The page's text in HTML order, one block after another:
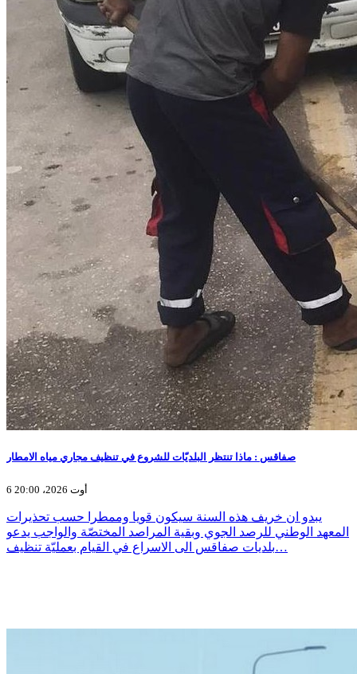
صفاقس : ماذا تنتظر البلديّات للشروع في تنظيف مجاري مياه الامطار
6 أوت 2026، 20:00
يبدو ان خريف هذه السنة سيكون قويا وممطرا حسب تحذيرات
المعهد الوطني للرصد الجوي وبقية المراصد المختصّة والواجب يدعو
بلديات صفاقس الى الاسراع في القيام بعمليّة تنظيف…